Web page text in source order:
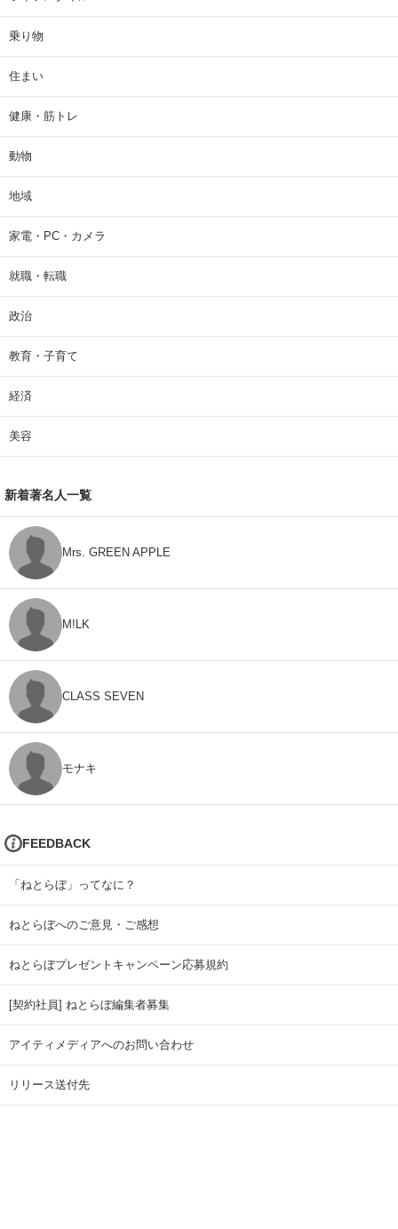
乗り物
住まい
健康・筋トレ
動物
地域
家電・PC・カメラ
就職・転職
政治
教育・子育て
経済
美容
新着著名人一覧
Mrs. GREEN APPLE
M!LK
CLASS SEVEN
モナキ
FEEDBACK
「ねとらぼ」ってなに？
ねとらぼへのご意見・ご感想
ねとらぼプレゼントキャンペーン応募規約
[契約社員] ねとらぼ編集者募集
アイティメディアへのお問い合わせ
リリース送付先